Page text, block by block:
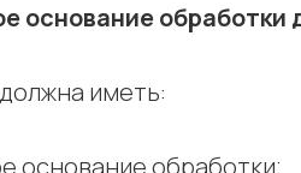
основание обработки
иметь:
основание обработки;